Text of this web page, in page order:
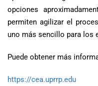
opciones
permiten agilizar el
uno más sencillo para los
Puede obtener más
https://cea.uprrp.edu